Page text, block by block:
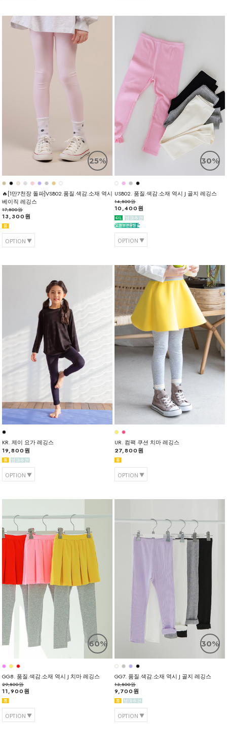
25%
🔥[1만7천장 돌파]VSB02.품질.색감.소재 역시
베이직 레깅스
17,800원
13,300원
OPTION
30%
USB02. 품질.색감.소재 역시 J 골지 레깅스
14,800원
10,400원
OPTION
KR. 제이 요가 레깅스
19,800원
OPTION
UR. 컴팩 쿠션 치마 레깅스
27,800원
OPTION
60%
GG8. 품질.색감.소재 역시 J 치마 레깅스
29,800원
11,900원
OPTION
30%
GG7. 품질.색감.소재 역시 J 골지 레깅스
13,800원
9,700원
OPTION